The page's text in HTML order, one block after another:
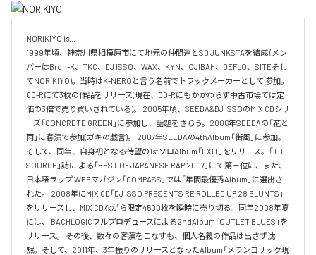
NORIKIYO is...
1999年頃、神奈川県相模原市にて地元の仲間達とSD JUNKSTAを結成 (メン
バーはBron-K、TKC、DJ ISSO、WAX、KYN、OJIBAH、DEFLO、SITEそし
てNORIKIYO)。当時はK-NEROと言う名前でトラックメーカーとして 参加。
CD-Rにて3枚の作品をリリース(現在、CD-Rにもかかわらず中古市場では定
価の3倍で売り買いされている)。 2005年頃、SEEDA&DJ ISSOのMIX CDシリ
ーズ「CONCRETE GREEN」に参加し、話題をさらう。2006年SEEDAの「花と
雨」に客演で参加(ガキの戯言)。 2007年SEEDAの4thAlbum「街風」に参加。
そして、同年、自身初となる待望の1stソロAlbum「EXIT」をリリース。「THE
SOURCE」誌に よる「BEST OF JAPANESE RAP 2007」にて第三位に、また、
日本語ラップ WEBマガジン「COMPASS」では「年間最優秀Album」に選出さ
れた。 2008年にMIX CD「DJ ISSO PRESENTS RE ROLLED UP 28 BLUNTS」
をリリースし、MIX CDながら限定4500枚を瞬時に売り切る。同年2008年夏
には、 BACHLOGICフルプロデュースによる2ndAlbum「OUTLET BLUES」を
リリース。 その後、数々の客演をこなすも、個人名義の作品は出さず沈
黙。そして、2011年、3年振りのリリースとなったAlbum「メランコリック現